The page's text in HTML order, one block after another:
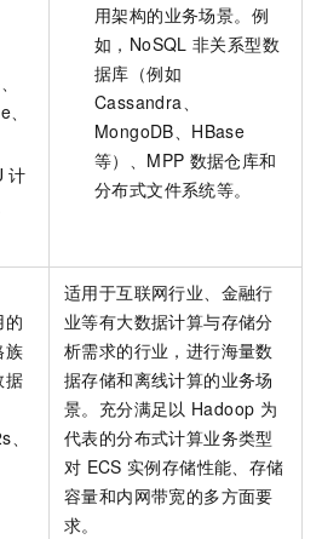
计
用架构的业务场景。例
如，NoSQL 非关系型数
据库（例如
Cassandra、
MongoDB、HBase
等）、MPP 数据仓库和
分布式文件系统等。
的
族
据
适用于互联网行业、金融行
业等有大数据计算与存储分
析需求的行业，进行海量数
据存储和离线计算的业务场
景。充分满足以 Hadoop 为
代表的分布式计算业务类型
对 ECS 实例存储性能、存储
容量和内网带宽的多方面要
求。